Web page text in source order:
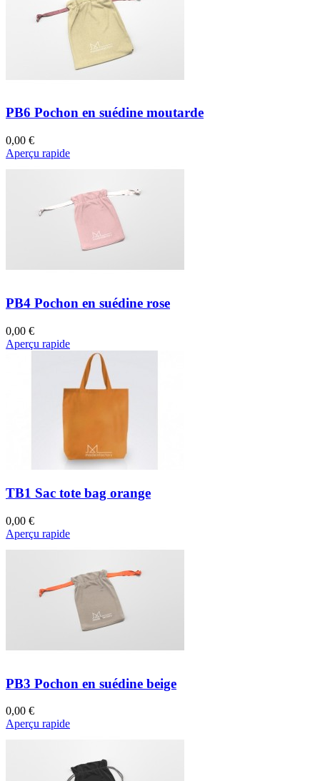
PB6 Pochon en suédine moutarde
0,00 €
Aperçu rapide
PB4 Pochon en suédine rose
0,00 €
Aperçu rapide
TB1 Sac tote bag orange
0,00 €
Aperçu rapide
PB3 Pochon en suédine beige
0,00 €
Aperçu rapide